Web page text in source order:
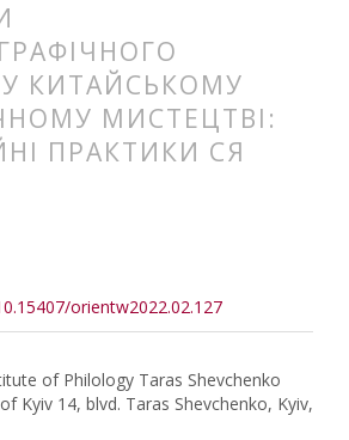
КИТАЙСЬКОМУ
МИСТЕЦТВІ:
ПРАКТИКИ СЯ
orientw2022.02.127
of Philology Taras Shevchenko
Kyiv 14, blvd. Taras Shevchenko, Kyiv,